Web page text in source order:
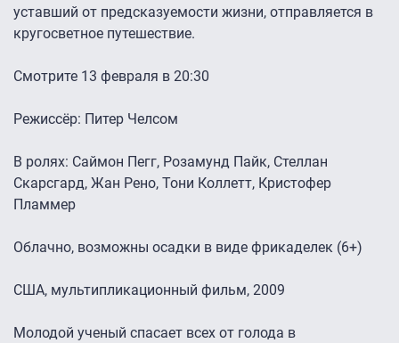
уставший от предсказуемости жизни, отправляется в
кругосветное путешествие.
Смотрите 13 февраля в 20:30
Режиссёр: Питер Челсом
В ролях: Саймон Пегг, Розамунд Пайк, Стеллан
Скарсгард, Жан Рено, Тони Коллетт, Кристофер
Пламмер
Облачно, возможны осадки в виде фрикаделек (6+)
США, мультипликационный фильм, 2009
Молодой ученый спасает всех от голода в